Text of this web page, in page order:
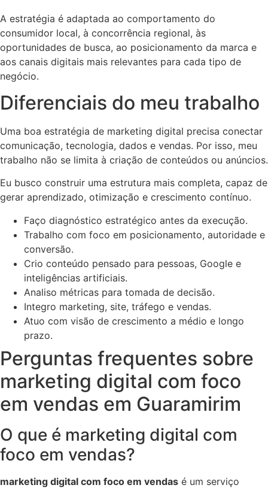
A estratégia é adaptada ao comportamento do
consumidor local, à concorrência regional, às
oportunidades de busca, ao posicionamento da marca e
aos canais digitais mais relevantes para cada tipo de
negócio.
Diferenciais do meu trabalho
Uma boa estratégia de marketing digital precisa conectar
comunicação, tecnologia, dados e vendas. Por isso, meu
trabalho não se limita à criação de conteúdos ou anúncios.
Eu busco construir uma estrutura mais completa, capaz de
gerar aprendizado, otimização e crescimento contínuo.
Faço diagnóstico estratégico antes da execução.
Trabalho com foco em posicionamento, autoridade e
conversão.
Crio conteúdo pensado para pessoas, Google e
inteligências artificiais.
Analiso métricas para tomada de decisão.
Integro marketing, site, tráfego e vendas.
Atuo com visão de crescimento a médio e longo
prazo.
Perguntas frequentes sobre
marketing digital com foco
em vendas em Guaramirim
O que é marketing digital com
foco em vendas?
marketing digital com foco em vendas é um serviço